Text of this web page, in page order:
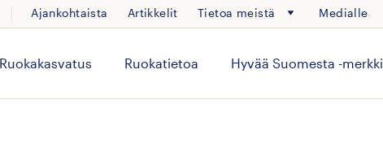
Ajankohtaista Artikkelit Tietoa meistä Medialle
Ruokakasvatus Ruokatietoa Hyvää Suomesta -merkki